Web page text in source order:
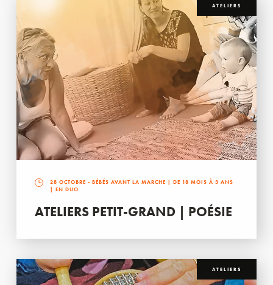
ATELIERS
28 OCTOBRE - BÉBÉS AVANT LA MARCHE | DE 18 MOIS À 3 ANS
| EN DUO
ATELIERS PETIT-GRAND | POÉSIE
ATELIERS